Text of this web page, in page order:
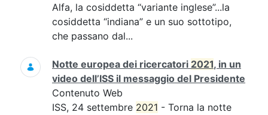
Alfa, la cosiddetta “variante inglese”...la
cosiddetta “indiana” e un suo sottotipo,
che passano dal...
Notte europea dei ricercatori 2021, in un
video dell’ISS il messaggio del Presidente
Contenuto Web
ISS, 24 settembre 2021 - Torna la notte